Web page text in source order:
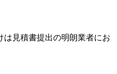
は見積書提出の明朗業者にお